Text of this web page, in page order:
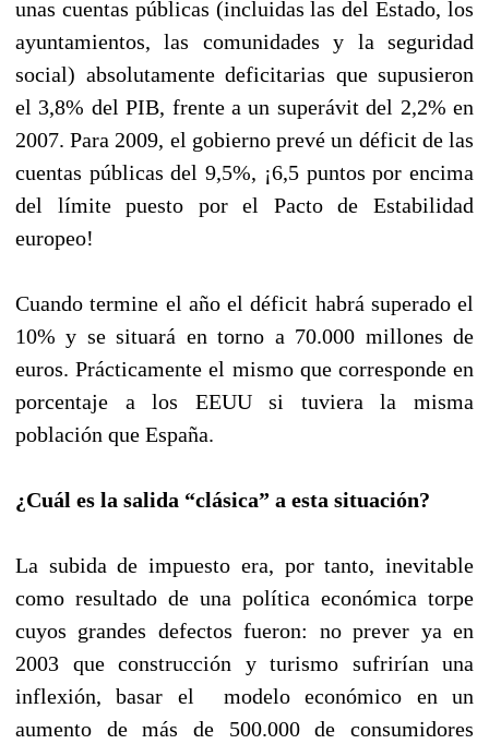
unas cuentas públicas (incluidas las del Estado, los
ayuntamientos, las comunidades y la seguridad
social) absolutamente deficitarias que supusieron
el 3,8% del PIB, frente a un superávit del 2,2% en
2007. Para 2009, el gobierno prevé un déficit de las
cuentas públicas del 9,5%, ¡6,5 puntos por encima
del límite puesto por el Pacto de Estabilidad
europeo!
Cuando termine el año el déficit habrá superado el
10% y se situará en torno a 70.000 millones de
euros. Prácticamente el mismo que corresponde en
porcentaje a los EEUU si tuviera la misma
población que España.
¿Cuál es la salida “clásica” a esta situación?
La subida de impuesto era, por tanto, inevitable
como resultado de una política económica torpe
cuyos grandes defectos fueron: no prever ya en
2003 que construcción y turismo sufrirían una
inflexión, basar el modelo económico en un
aumento de más de 500.000 de consumidores